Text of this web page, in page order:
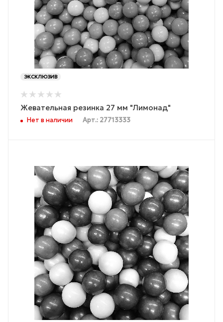
ЭКСКЛЮЗИВ
Жевательная резинка 27 мм "Лимонад"
Нет в наличии Арт.: 27713333